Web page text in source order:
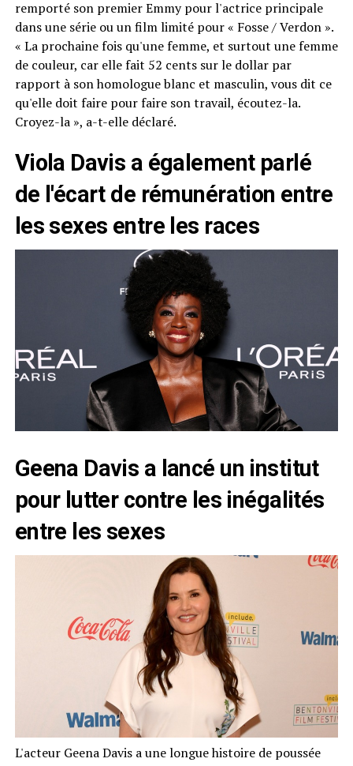
remporté son premier Emmy pour l'actrice principale
dans une série ou un film limité pour « Fosse / Verdon ».
« La prochaine fois qu'une femme, et surtout une femme
de couleur, car elle fait 52 cents sur le dollar par
rapport à son homologue blanc et masculin, vous dit ce
qu'elle doit faire pour faire son travail, écoutez-la.
Croyez-la », a-t-elle déclaré.
Viola Davis a également parlé
de l'écart de rémunération entre
les sexes entre les races
Geena Davis a lancé un institut
pour lutter contre les inégalités
entre les sexes
L'acteur Geena Davis a une longue histoire de poussée